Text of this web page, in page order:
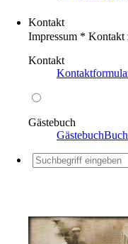
Kontakt
Impressum * Kontakt
Kontakt
Gästebuch
Gästebuch